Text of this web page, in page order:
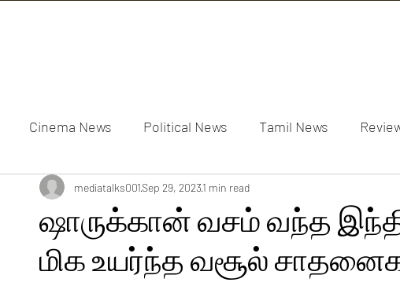
Cinema News Political News Tamil News
Movies Gallery Actress Gallery Events Gallery
Tv news
ஷாருக்கான் வசம் வந்த
மிக உயர்ந்த வசூல்
mediatalks001Sep 29, 20231 min read